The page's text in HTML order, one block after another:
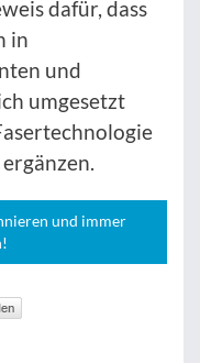
dafür, dass
in
und
umgesetzt
und immer